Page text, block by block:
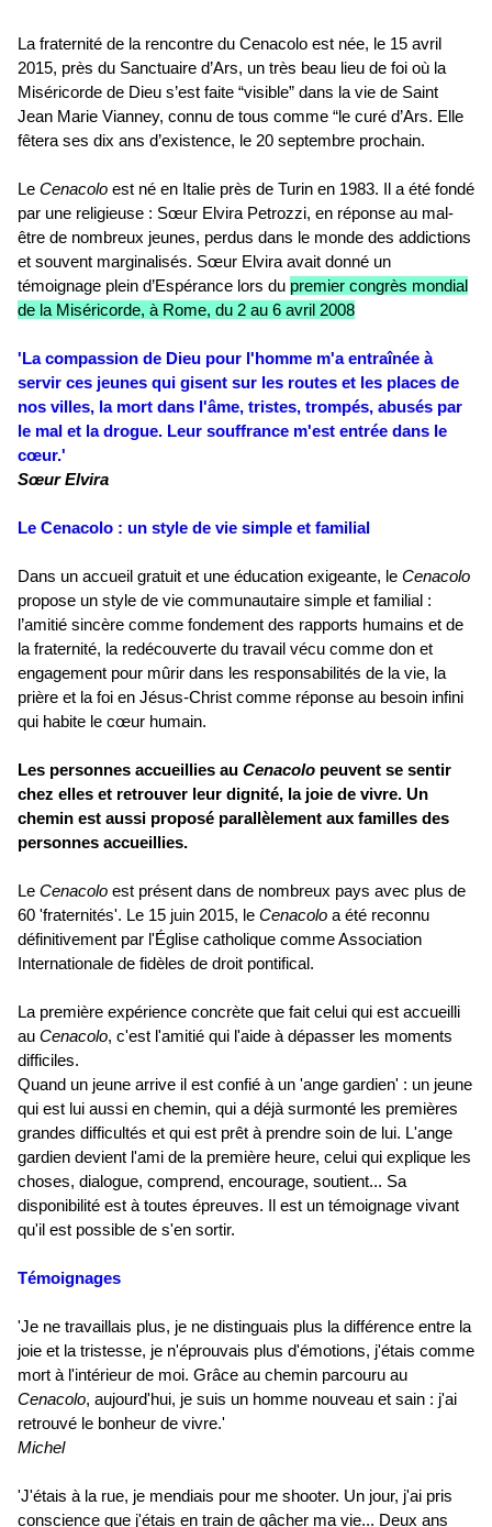
La fraternité de la rencontre du Cenacolo est née, le 15 avril
2015, près du Sanctuaire d’Ars, un très beau lieu de foi où la
Miséricorde de Dieu s’est faite “visible” dans la vie de Saint
Jean Marie Vianney, connu de tous comme “le curé d’Ars. Elle
fêtera ses dix ans d’existence, le 20 septembre prochain.
Le Cenacolo est né en Italie près de Turin en 1983. Il a été fondé
par une religieuse : Sœur Elvira Petrozzi, en réponse au mal-
être de nombreux jeunes, perdus dans le monde des addictions
et souvent marginalisés. Sœur Elvira avait donné un
témoignage plein d’Espérance lors du premier congrès mondial
de la Miséricorde, à Rome, du 2 au 6 avril 2008
'La compassion de Dieu pour l'homme m'a entraînée à
servir ces jeunes qui gisent sur les routes et les places de
nos villes, la mort dans l'âme, tristes, trompés, abusés par
le mal et la drogue. Leur souffrance m'est entrée dans le
cœur.'
Sœur Elvira
Le Cenacolo : un style de vie simple et familial
Dans un accueil gratuit et une éducation exigeante, le Cenacolo
propose un style de vie communautaire simple et familial :
l’amitié sincère comme fondement des rapports humains et de
la fraternité, la redécouverte du travail vécu comme don et
engagement pour mûrir dans les responsabilités de la vie, la
prière et la foi en Jésus-Christ comme réponse au besoin infini
qui habite le cœur humain.
Les personnes accueillies au Cenacolo peuvent se sentir
chez elles et retrouver leur dignité, la joie de vivre. Un
chemin est aussi proposé parallèlement aux familles des
personnes accueillies.
Le Cenacolo est présent dans de nombreux pays avec plus de
60 'fraternités'. Le 15 juin 2015, le Cenacolo a été reconnu
définitivement par l'Église catholique comme Association
Internationale de fidèles de droit pontifical.
La première expérience concrète que fait celui qui est accueilli
au Cenacolo, c'est l'amitié qui l'aide à dépasser les moments
difficiles.
Quand un jeune arrive il est confié à un 'ange gardien' : un jeune
qui est lui aussi en chemin, qui a déjà surmonté les premières
grandes difficultés et qui est prêt à prendre soin de lui. L'ange
gardien devient l'ami de la première heure, celui qui explique les
choses, dialogue, comprend, encourage, soutient... Sa
disponibilité est à toutes épreuves. Il est un témoignage vivant
qu'il est possible de s'en sortir.
Témoignages
'Je ne travaillais plus, je ne distinguais plus la différence entre la
joie et la tristesse, je n'éprouvais plus d'émotions, j'étais comme
mort à l'intérieur de moi. Grâce au chemin parcouru au
Cenacolo, aujourd'hui, je suis un homme nouveau et sain : j'ai
retrouvé le bonheur de vivre.'
Michel
'J'étais à la rue, je mendiais pour me shooter. Un jour, j'ai pris
conscience que j'étais en train de gâcher ma vie... Deux ans